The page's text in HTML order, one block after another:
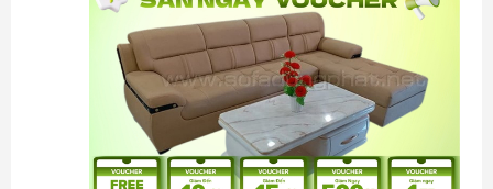
18,500,000₫.